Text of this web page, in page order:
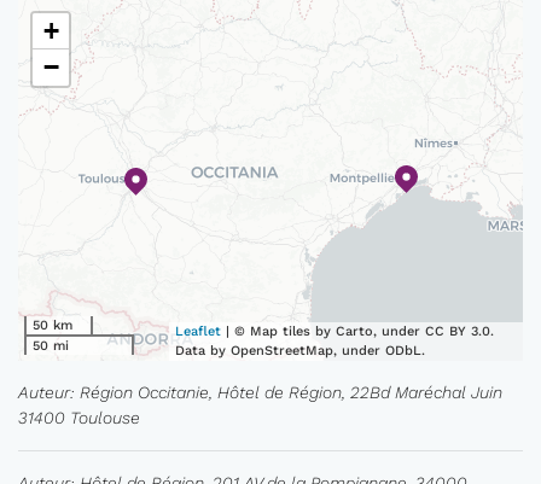
+
−
50 km
50 mi
Leaflet | © Map tiles by Carto, under CC BY 3.0.
Data by OpenStreetMap, under ODbL.
Auteur: Région Occitanie, Hôtel de Région, 22Bd Maréchal Juin
31400 Toulouse